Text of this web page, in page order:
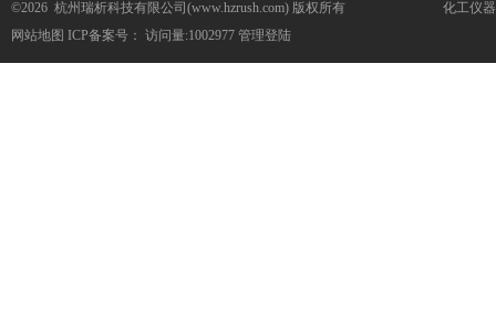
©2026 杭州瑞析科技有限公司(www.hzrush.com) 版权所有
网站地图 ICP备案号： 访问量:1002977 管理登陆
化工仪